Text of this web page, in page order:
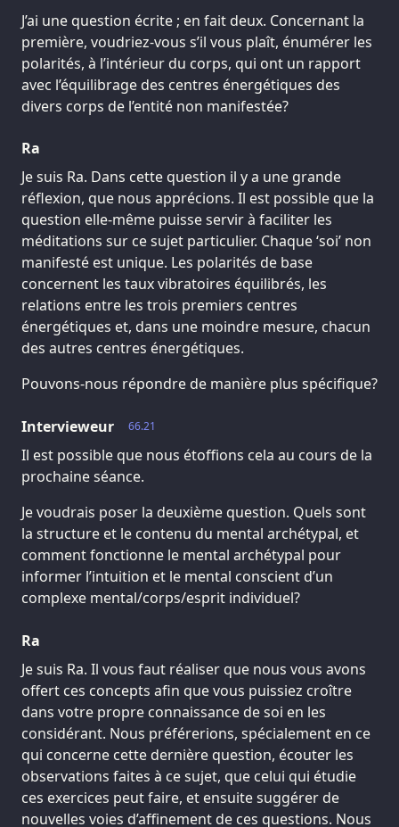
J’ai une question écrite ; en fait deux. Concernant la
première, voudriez-vous s’il vous plaît, énumérer les
polarités, à l’intérieur du corps, qui ont un rapport
avec l’équilibrage des centres énergétiques des
divers corps de l’entité non manifestée?
Ra
Je suis Ra. Dans cette question il y a une grande
réflexion, que nous apprécions. Il est possible que la
question elle-même puisse servir à faciliter les
méditations sur ce sujet particulier. Chaque ‘soi’ non
manifesté est unique. Les polarités de base
concernent les taux vibratoires équilibrés, les
relations entre les trois premiers centres
énergétiques et, dans une moindre mesure, chacun
des autres centres énergétiques.
Pouvons-nous répondre de manière plus spécifique?
66.21
Intervieweur
Il est possible que nous étoffions cela au cours de la
prochaine séance.
Je voudrais poser la deuxième question. Quels sont
la structure et le contenu du mental archétypal, et
comment fonctionne le mental archétypal pour
informer l’intuition et le mental conscient d’un
complexe mental/corps/esprit individuel?
Ra
Je suis Ra. Il vous faut réaliser que nous vous avons
offert ces concepts afin que vous puissiez croître
dans votre propre connaissance de soi en les
considérant. Nous préférerions, spécialement en ce
qui concerne cette dernière question, écouter les
observations faites à ce sujet, que celui qui étudie
ces exercices peut faire, et ensuite suggérer de
nouvelles voies d’affinement de ces questions. Nous